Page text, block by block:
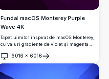
Fundal macOS Monterey Purple
Wave 4K
Tapet uimitor inspirat de macOS Monterey,
cu valuri gradiente de violet și magenta
6016 × 6016
Deschide